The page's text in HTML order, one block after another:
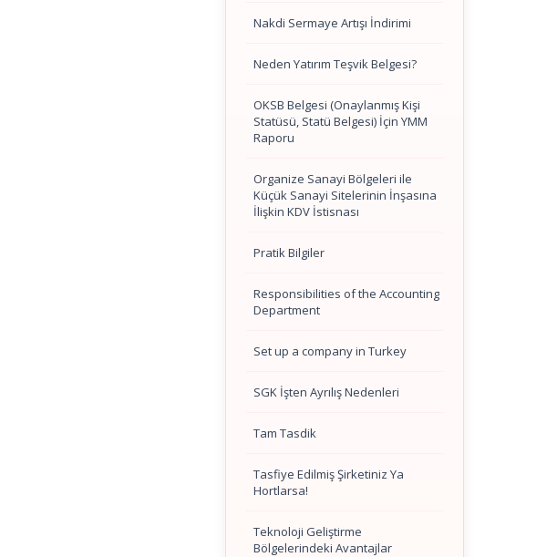
Nakdi Sermaye Artışı İndirimi
Neden Yatırım Teşvik Belgesi?
OKSB Belgesi (Onaylanmış Kişi
Statüsü, Statü Belgesi) İçin YMM
Raporu
Organize Sanayi Bölgeleri ile
Küçük Sanayi Sitelerinin İnşasına
İlişkin KDV İstisnası
Pratik Bilgiler
Responsibilities of the Accounting
Department
Set up a company in Turkey
SGK İşten Ayrılış Nedenleri
Tam Tasdik
Tasfiye Edilmiş Şirketiniz Ya
Hortlarsa!
Teknoloji Geliştirme
Bölgelerindeki Avantajlar